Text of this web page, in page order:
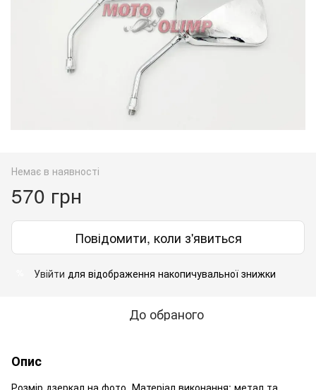
Немає в наявності
570 грн
Повідомити, коли з'явиться
Увійти для відображення накопичувальної знижки
До обраного
Опис
Розмір дзеркал на фото. Матеріал виконання: метал та